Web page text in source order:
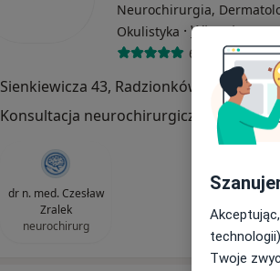
Neurochirurgia,
Okulistyka · Więcej
685 opinii
Sienkiewicza 43, Radzionków
Mapa
Konsultacja neurochirurgiczna
dr n. med. Czesław
Zralek
neurochirurg
Twoje